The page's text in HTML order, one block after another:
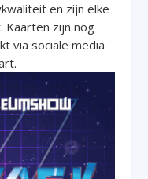
en zijn elke
Kaarten zijn nog
via sociale media